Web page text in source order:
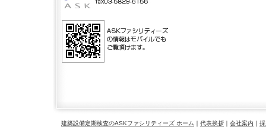
建築設備定期検査のASKファシリティーズ ホーム ｜ 代表挨拶 ｜ 会社案内 ｜